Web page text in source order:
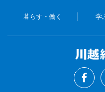
暮らす・働く 学